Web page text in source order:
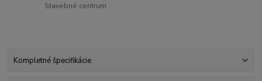
Stavebné centrum
Kompletné špecifikácie